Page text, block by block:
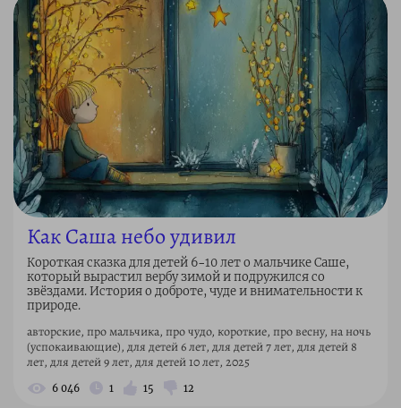
Как Саша небо удивил
Короткая сказка для детей 6–10 лет о мальчике Саше,
который вырастил вербу зимой и подружился со
звёздами. История о доброте, чуде и внимательности к
природе.
авторские, про мальчика, про чудо, короткие, про весну, на ночь
(успокаивающие), для детей 6 лет, для детей 7 лет, для детей 8
лет, для детей 9 лет, для детей 10 лет, 2025
6 046 1 15 12